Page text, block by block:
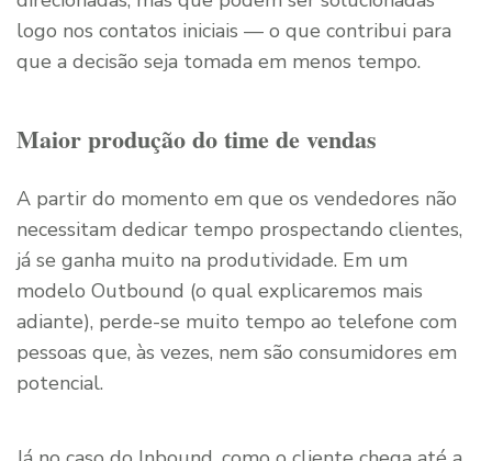
logo nos contatos iniciais — o que contribui para
que a decisão seja tomada em menos tempo.
Maior produção do time de vendas
A partir do momento em que os vendedores não
necessitam dedicar tempo prospectando clientes,
já se ganha muito na produtividade. Em um
modelo Outbound (o qual explicaremos mais
adiante), perde-se muito tempo ao telefone com
pessoas que, às vezes, nem são consumidores em
potencial.